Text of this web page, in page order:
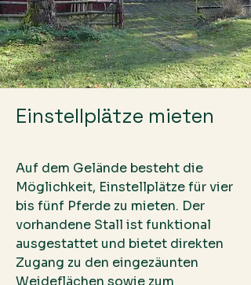
Einstellplätze mieten
Auf dem Gelände besteht die
Möglichkeit, Einstellplätze für vier
bis fünf Pferde zu mieten. Der
vorhandene Stall ist funktional
ausgestattet und bietet direkten
Zugang zu den eingezäunten
Weideflächen sowie zum